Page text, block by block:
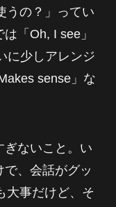
うの？」ってい
「Oh, I see」
に少しアレンジ
sense」な
ぎないこと。い
で、会話がグッ
大事だけど、そ